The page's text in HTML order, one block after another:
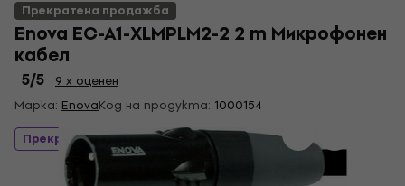
Прекратена продажба
Enova EC-A1-XLMPLM2-2 2 m Микрофонен
кабел
5/5
9 x оценен
Марка: EnovaКод на продукта: 1000154
Прекратена продажба